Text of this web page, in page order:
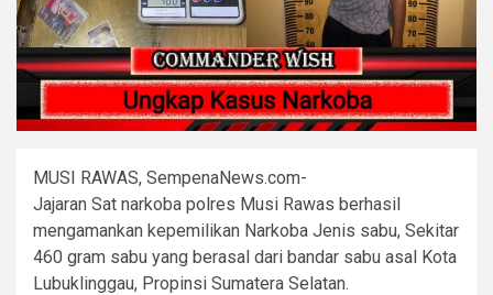
MUSI RAWAS, SempenaNews.com-
Jajaran Sat narkoba polres Musi Rawas berhasil
mengamankan kepemilikan Narkoba Jenis sabu, Sekitar
460 gram sabu yang berasal dari bandar sabu asal Kota
Lubuklinggau, Propinsi Sumatera Selatan.